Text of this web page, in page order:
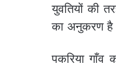
युवतियों की
का अनुकरण
पकरिया गाँव